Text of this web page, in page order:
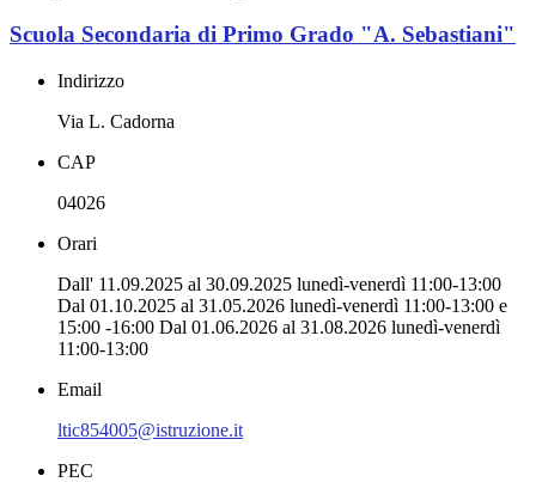
Scuola Secondaria di Primo Grado "A. Sebastiani"
Indirizzo
Via L. Cadorna
CAP
04026
Orari
Dall' 11.09.2025 al 30.09.2025 lunedì-venerdì 11:00-13:00
Dal 01.10.2025 al 31.05.2026 lunedì-venerdì 11:00-13:00 e
15:00 -16:00 Dal 01.06.2026 al 31.08.2026 lunedì-venerdì
11:00-13:00
Email
ltic854005@istruzione.it
PEC